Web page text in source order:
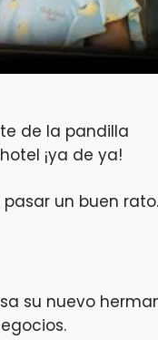
de la pandilla
¡ya de ya!
un buen rato.
su nuevo